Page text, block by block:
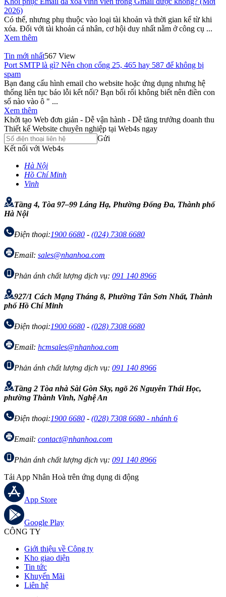
2026)
Có thể, nhưng phụ thuộc vào loại tài khoản và thời gian kể từ khi
xóa. Đối với tài khoản cá nhân, cơ hội duy nhất nằm ở công cụ ...
Xem thêm
Tin mới nhất567 View
Port SMTP là gì? Nên chọn cổng 25, 465 hay 587 để không bị
spam
Bạn đang cấu hình email cho website hoặc ứng dụng nhưng hệ
thống liên tục báo lỗi kết nối? Bạn bối rối không biết nên điền con
số nào vào ô " ...
Xem thêm
Khởi tạo Web đơn giản - Dễ vận hành - Dễ tăng trưởng doanh thu
Thiết kế Website chuyên nghiệp tại Web4s ngay
Gửi
Kết nối với Web4s
Hà Nội
Hồ Chí Minh
Vinh
Tầng 4, Tòa 97–99 Láng Hạ, Phường Đống Đa, Thành phố
Hà Nội
Điện thoại:1900 6680 - (024) 7308 6680
Email: sales@nhanhoa.com
Phản ánh chất lượng dịch vụ: 091 140 8966
927/1 Cách Mạng Tháng 8, Phường Tân Sơn Nhất, Thành
phố Hồ Chí Minh
Điện thoại:1900 6680 - (028) 7308 6680
Email: hcmsales@nhanhoa.com
Phản ánh chất lượng dịch vụ: 091 140 8966
Tầng 2 Tòa nhà Sài Gòn Sky, ngõ 26 Nguyễn Thái Học,
phường Thành Vinh, Nghệ An
Điện thoại:1900 6680 - (028) 7308 6680 - nhánh 6
Email: contact@nhanhoa.com
Phản ánh chất lượng dịch vụ: 091 140 8966
Tải App Nhân Hoà trên ứng dụng di động
App Store
Google Play
CÔNG TY
Giới thiệu về Công ty
Kho giao diện
Tin tức
Khuyến Mãi
Liên hệ